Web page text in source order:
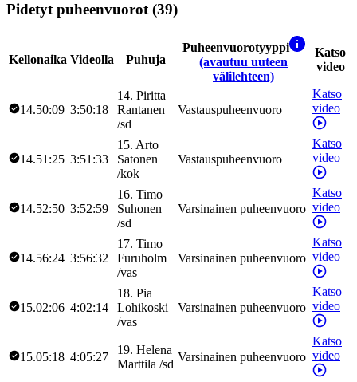
Pidetyt puheenvuorot (39)
Kellonaika Videolla Puhuja
Puheenvuorotyyppi
(avautuu uuteen
välilehteen)
Katso
video
14.50:09 3:50:18
14. Piritta
Rantanen
/sd
Vastauspuheenvuoro
Katso
video
14.51:25 3:51:33
15. Arto
Satonen
/kok
Vastauspuheenvuoro
Katso
video
14.52:50 3:52:59
16. Timo
Suhonen
/sd
Varsinainen puheenvuoro
Katso
video
14.56:24 3:56:32
17. Timo
Furuholm
/vas
Varsinainen puheenvuoro
Katso
video
15.02:06 4:02:14
18. Pia
Lohikoski
/vas
Varsinainen puheenvuoro
Katso
video
15.05:18 4:05:27
19. Helena
Marttila /sd
Varsinainen puheenvuoro
Katso
video